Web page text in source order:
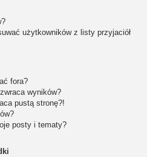
użytkowników z listy przyjaciół
fora?
wyników?
pustą stronę?!
posty i tematy?